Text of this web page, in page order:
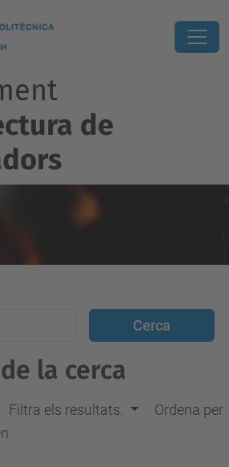
de
la cerca
Filtra els resultats. Ordena per